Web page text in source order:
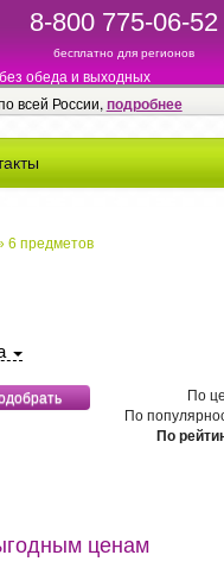
8-800 775-06-52
бесплатно для регионов
обеда и выходных
всей России, подробнее
6 предметов
По
По
По
ценам